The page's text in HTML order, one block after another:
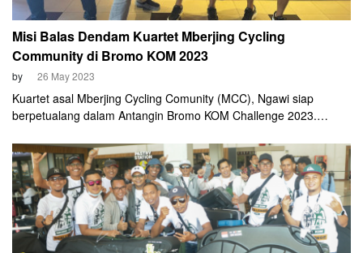
Misi Balas Dendam Kuartet Mberjing Cycling
Community di Bromo KOM 2023
by 26 May 2023
Kuartet asal Mberjing Cycling Comunity (MCC), Ngawi siap
berpetualang dalam Antangin Bromo KOM Challenge 2023.
Handoko yang akan menaklukan Puncak Wonokitri di Kabupaten
Pasuruan.